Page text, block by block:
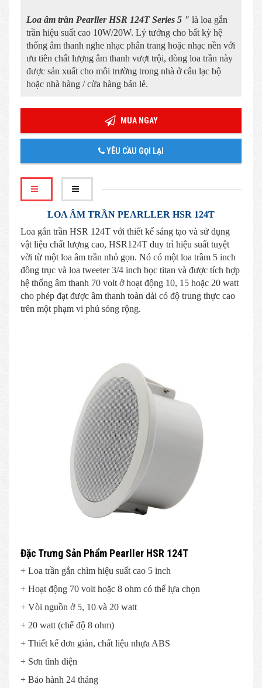
Loa âm trần Pearller HSR 124T Series 5 " là loa gắn
trần hiệu suất cao 10W/20W. Lý tưởng cho bất kỳ hệ
thống âm thanh nghe nhạc phân trang hoặc nhạc nền với
ưu tiên chất lượng âm thanh vượt trội, dòng loa trần này
được sản xuất cho môi trường trong nhà ở câu lạc bộ
hoặc nhà hàng / cửa hàng bán lẻ.
MUA NGAY
YÊU CẦU GỌI LẠI
LOA ÂM TRẦN PEARLLER HSR 124T
Loa gắn trần HSR 124T với thiết kế sáng tạo và sử dụng
vật liệu chất lượng cao, HSR124T duy trì hiệu suất tuyệt
vời từ một loa âm trần nhỏ gọn. Nó có một loa trầm 5 inch
đồng trục và loa tweeter 3/4 inch bọc titan và được tích hợp
hệ thống âm thanh 70 volt ở hoạt động 10, 15 hoặc 20 watt
cho phép đạt được âm thanh toàn dải có độ trung thực cao
trên một phạm vi phủ sóng rộng.
Đặc Trưng Sản Phẩm Pearller HSR 124T
+ Loa trần gắn chìm hiệu suất cao 5 inch
+ Hoạt động 70 volt hoặc 8 ohm có thể lựa chọn
+ Vòi nguồn ở 5, 10 và 20 watt
+ 20 watt (chế độ 8 ohm)
+ Thiết kế đơn giản, chất liệu nhựa ABS
+ Sơn tĩnh điện
+ Bảo hành 24 tháng